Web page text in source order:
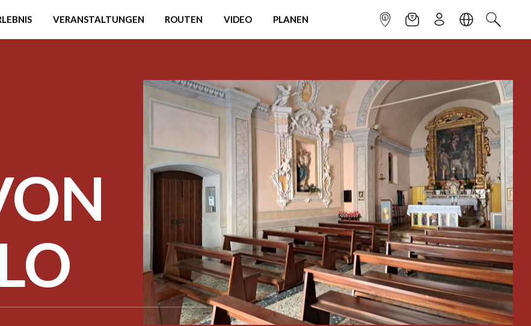
VERANSTALTUNGEN ROUTEN VIDEO PLANEN INFOPUNKTNEWSLETTER
ANMELDENSPRACHESUCHEN